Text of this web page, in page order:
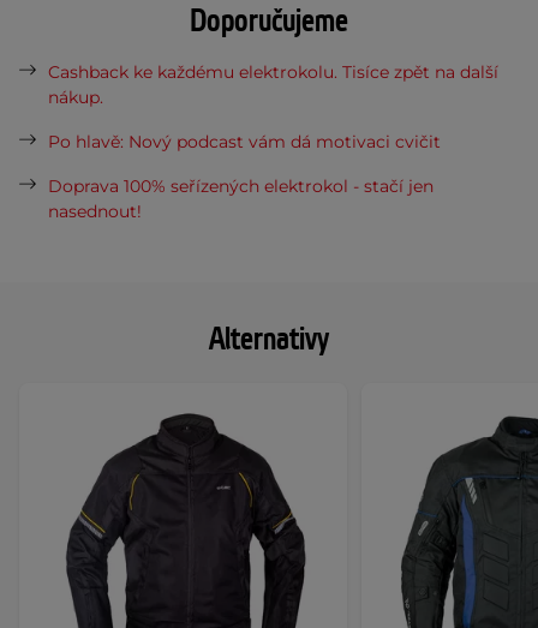
Alternativy
Doporučujeme
Cashback ke každému elektrokolu. Tisíce zpět na další
nákup.
Po hlavě: Nový podcast vám dá motivaci cvičit
Doprava 100% seřízených elektrokol - stačí jen
nasednout!